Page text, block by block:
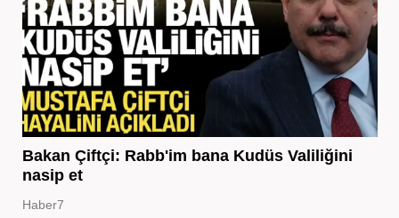
Bakan Çiftçi: Rabb'im bana Kudüs Valiliğini
nasip et
Haber7